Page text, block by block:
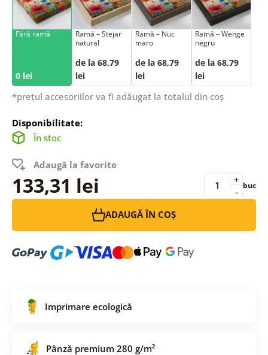
Fără ramă
0 lei
Ramă – Stejar
natural
de la 68,79
lei
Ramă – Nuc
maro
de la 68,79
lei
Ramă – Wenge
negru
de la 68,79
lei
*prețul accesoriilor va fi adăugat la totalul din coș
Disponibilitate:
În stoc
Adaugă la favorite
133,31 lei -
+ buc
ADAUGĂ ÎN COȘ
Imprimare ecologică
Pânză premium 280 g/m²